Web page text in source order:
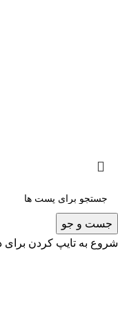
جست و جو
شروع به تایپ کردن برای